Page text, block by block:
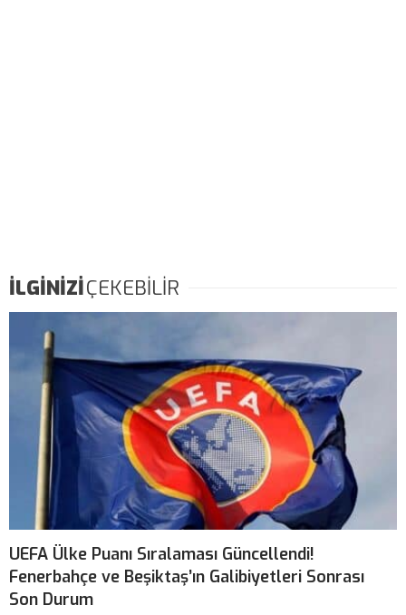
İLGİNİZİÇEKEBİLİR
UEFA Ülke Puanı Sıralaması Güncellendi!
Fenerbahçe ve Beşiktaş’ın Galibiyetleri Sonrası
Son Durum